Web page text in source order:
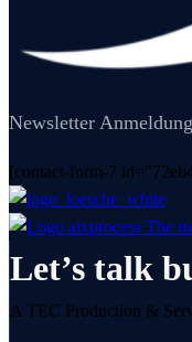
Newsletter Anmeldung
[contact-form-7
Let’s talk
A TEC Production &